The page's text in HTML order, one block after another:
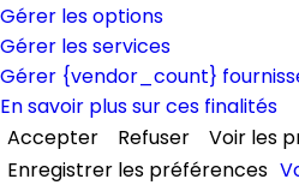
Gérer les options
Gérer les services
Gérer {vendor_count}
En savoir plus sur ces finalités
Accepter
Refuser
Voir les
Enregistrer les préférences